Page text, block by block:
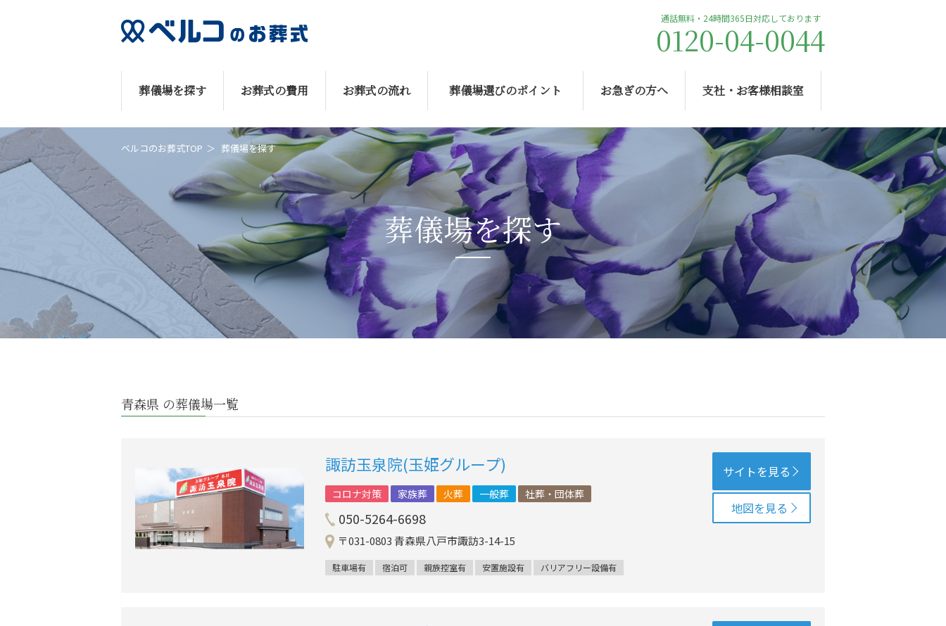
通話無料・24時間365日対応しております
0120-04-0044
葬儀場を探す お葬式の費用 お葬式の流れ 葬儀場選びのポイント お急ぎの方へ 支社・お客様相談室
ベルコのお葬式TOP 葬儀場を探す
葬儀場を探す
青森県 の葬儀場一覧
諏訪玉泉院(玉姫グループ)
コロナ対策 家族葬 火葬 一般葬 社葬・団体葬
050-5264-6698
〒031-0803 青森県八戸市諏訪3-14-15
駐車場有 宿泊可 親族控室有 安置施設有 バリアフリー設備有
サイトを見る
地図を見る